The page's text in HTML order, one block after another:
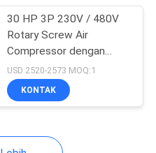
Udara
30 HP 3P 230V / 480V
Rotary Screw Air
Compressor dengan
pendingin pengering +
120 gal. Tangki
USD 2520-2573 MOQ:1
KONTAK